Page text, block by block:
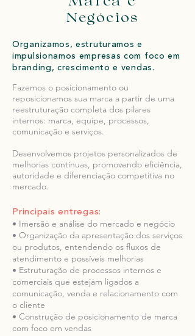
Negócios
Organizamos, estruturamos e
impulsionamos empresas com foco em
branding, crescimento e vendas.
Fazemos o posicionamento ou
reposicionamos sua marca a partir de uma
reestruturação completa dos pilares
internos: marca, equipe, processos,
comunicação e serviços.
Desenvolvemos projetos personalizados de
melhorias contínuas, promovendo eficiência,
autoridade e diferenciação competitiva no
mercado.​
Principais entregas:
• Imersão e análise do mercado e negócio
• Organização da apresentação dos serviços
ou produtos, entendendo os fluxos de
atendimento e possíveis melhorias
• Estruturação de processos internos e
comerciais que estejam ligados a
comunicação, venda e relacionamento com
o cliente
• Construção de posicionamento de marca
com foco em vendas